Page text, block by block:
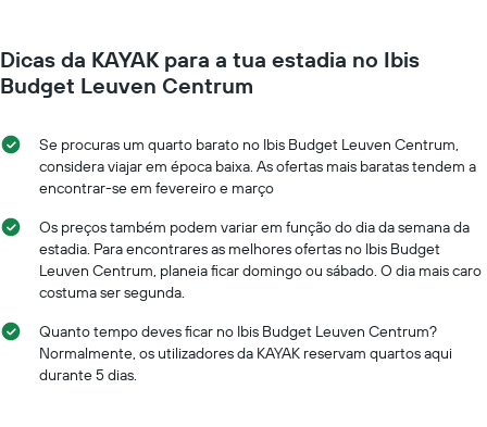
Dicas da KAYAK para a tua estadia no Ibis
Budget Leuven Centrum
Se procuras um quarto barato no Ibis Budget Leuven Centrum,
considera viajar em época baixa. As ofertas mais baratas tendem a
encontrar-se em fevereiro e março
Os preços também podem variar em função do dia da semana da
estadia. Para encontrares as melhores ofertas no Ibis Budget
Leuven Centrum, planeia ficar domingo ou sábado. O dia mais caro
costuma ser segunda.
Quanto tempo deves ficar no Ibis Budget Leuven Centrum?
Normalmente, os utilizadores da KAYAK reservam quartos aqui
durante 5 dias.